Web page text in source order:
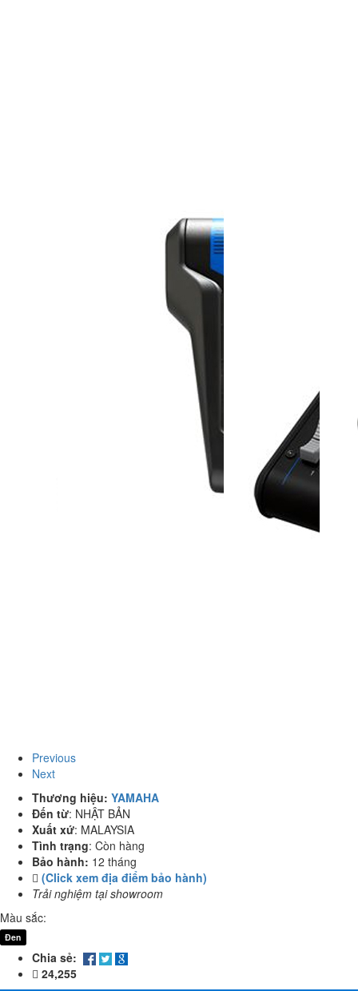
Previous
Next
Thương hiệu: YAMAHA
Đến từ: NHẬT BẢN
Xuất xứ: MALAYSIA
Tình trạng: Còn hàng
Bảo hành: 12 tháng
(Click xem địa điểm bảo hành)
Trải nghiệm tại showroom
Màu sắc:
Đen
Chia sẻ:
24,255